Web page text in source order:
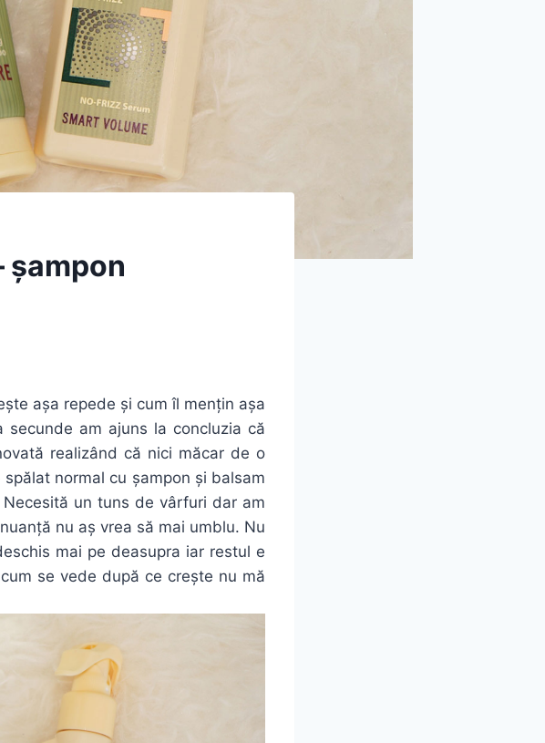
șampon
așa repede și cum îl mențin așa
am ajuns la concluzia că
realizând că nici măcar de o
normal cu șampon și balsam
un tuns de vârfuri dar am
nu aș vrea să mai umblu. Nu
mai pe deasupra iar restul e
se vede după ce crește nu mă